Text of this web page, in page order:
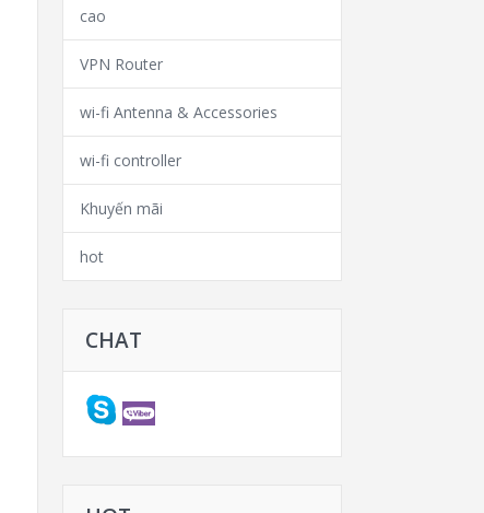
cao
VPN Router
wi-fi Antenna & Accessories
wi-fi controller
Khuyến mãi
hot
CHAT